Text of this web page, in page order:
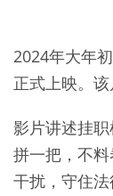
2024年大年
正式上映。该
影片讲述挂
拼一把，不
干扰，守住